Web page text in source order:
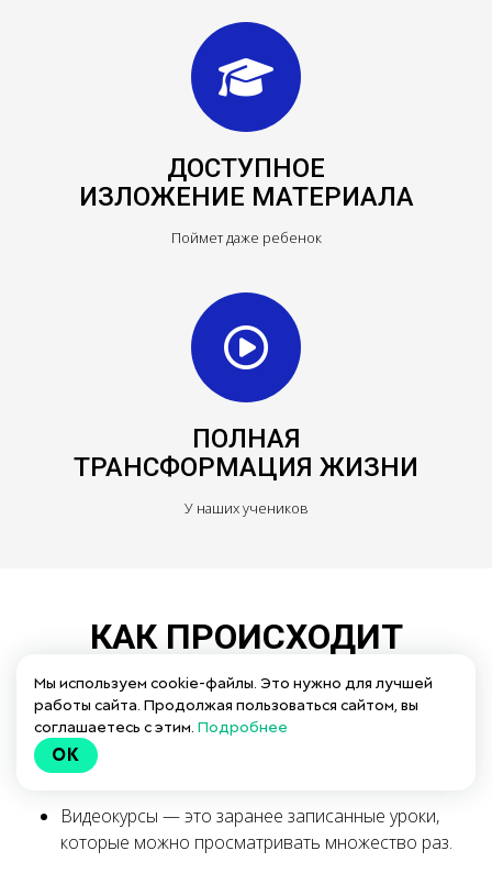
ДОСТУПНОЕ
ИЗЛОЖЕНИЕ МАТЕРИАЛА
Поймет даже ребенок
ПОЛНАЯ
ТРАНСФОРМАЦИЯ ЖИЗНИ
У наших учеников
КАК ПРОИСХОДИТ
ОБУЧЕНИЕ?
У нас есть два формата обучения: онлайн
и видеокурсы.
Видеокурсы — это заранее записанные уроки,
которые можно просматривать множество раз.
Мы используем cookie-файлы. Это нужно для лучшей
работы сайта. Продолжая пользоваться сайтом, вы
соглашаетесь с этим. Подробнее
OK